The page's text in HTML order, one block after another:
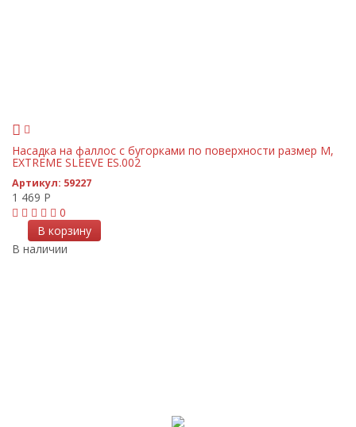
Насадка на фаллос с бугорками по поверхности размер M,
EXTREME SLEEVE ES.002
Артикул: 59227
1 469 Р
0
В корзину
В наличии